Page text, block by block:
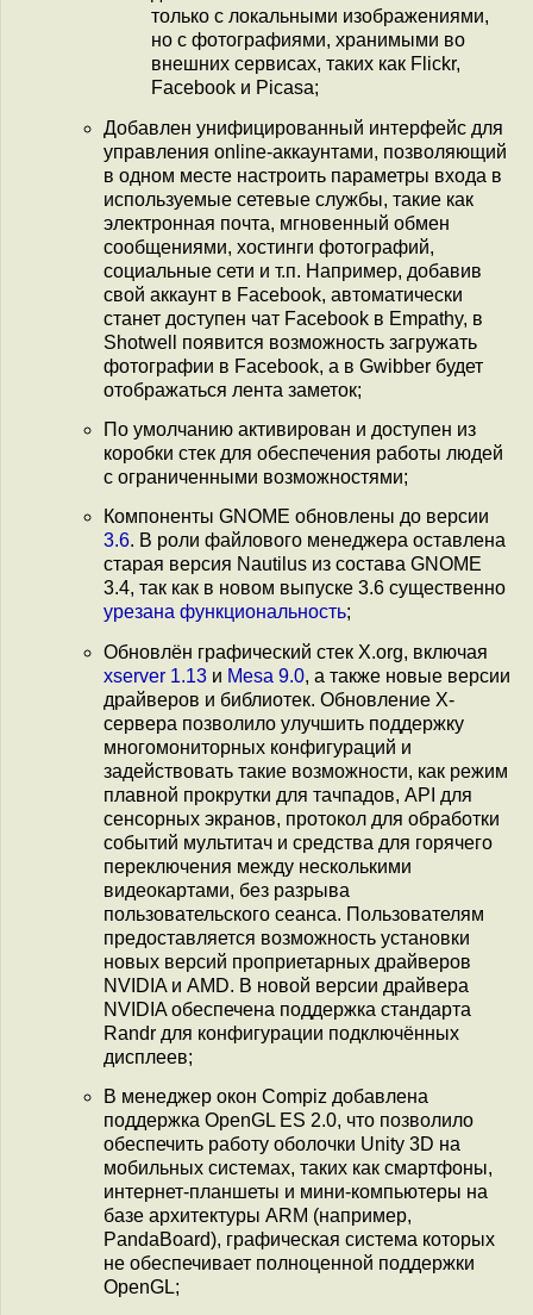
только с локальными изображениями,
но с фотографиями, хранимыми во
внешних сервисах, таких как Flickr,
Facebook и Picasa;
Добавлен унифицированный интерфейс для
управления online-аккаунтами, позволяющий
в одном месте настроить параметры входа в
используемые сетевые службы, такие как
электронная почта, мгновенный обмен
сообщениями, хостинги фотографий,
социальные сети и т.п. Например, добавив
свой аккаунт в Facebook, автоматически
станет доступен чат Facebook в Empathy, в
Shotwell появится возможность загружать
фотографии в Facebook, а в Gwibber будет
отображаться лента заметок;
По умолчанию активирован и доступен из
коробки стек для обеспечения работы людей
с ограниченными возможностями;
Компоненты GNOME обновлены до версии
3.6. В роли файлового менеджера оставлена
старая версия Nautilus из состава GNOME
3.4, так как в новом выпуске 3.6 существенно
урезана функциональность;
Обновлён графический стек X.org, включая
xserver 1.13 и Mesa 9.0, а также новые версии
драйверов и библиотек. Обновление X-
сервера позволило улучшить поддержку
многомониторных конфигураций и
задействовать такие возможности, как режим
плавной прокрутки для тачпадов, API для
сенсорных экранов, протокол для обработки
событий мультитач и средства для горячего
переключения между несколькими
видеокартами, без разрыва
пользовательского сеанса. Пользователям
предоставляется возможность установки
новых версий проприетарных драйверов
NVIDIA и AMD. В новой версии драйвера
NVIDIA обеспечена поддержка стандарта
Randr для конфигурации подключённых
дисплеев;
В менеджер окон Compiz добавлена
поддержка OpenGL ES 2.0, что позволило
обеспечить работу оболочки Unity 3D на
мобильных системах, таких как смартфоны,
интернет-планшеты и мини-компьютеры на
базе архитектуры ARM (например,
PandaBoard), графическая система которых
не обеспечивает полноценной поддержки
OpenGL;